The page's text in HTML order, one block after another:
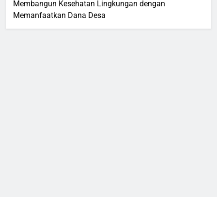
Membangun Kesehatan Lingkungan dengan
Memanfaatkan Dana Desa